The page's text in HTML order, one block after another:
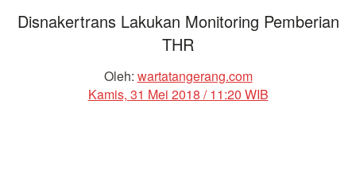
Disnakertrans Lakukan Monitoring Pemberian
THR
Oleh: wartatangerang.com
Kamis, 31 Mei 2018 / 11:20 WIB